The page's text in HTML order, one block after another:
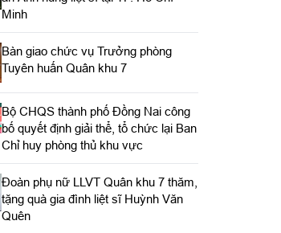
Minh
Bàn giao chức vụ Trưởng phòng
Tuyên huấn Quân khu 7
Bộ CHQS thành phố Đồng Nai công
bố quyết định giải thể, tổ chức lại Ban
Chỉ huy phòng thủ khu vực
Đoàn phụ nữ LLVT Quân khu 7 thăm,
tặng quà gia đình liệt sĩ Huỳnh Văn
Quên